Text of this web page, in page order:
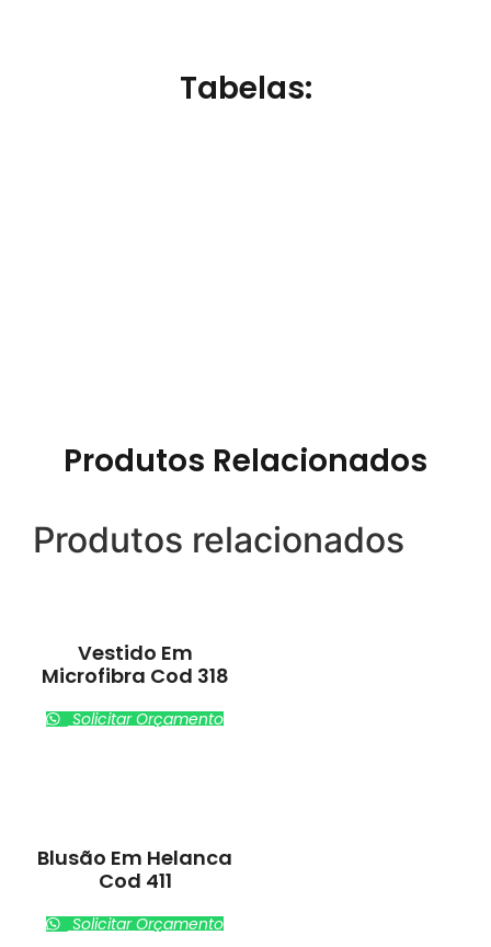
Tabelas:
Produtos Relacionados
Produtos relacionados
Vestido Em
Microfibra Cod 318
Solicitar Orçamento
Blusão Em Helanca
Cod 411
Solicitar Orçamento